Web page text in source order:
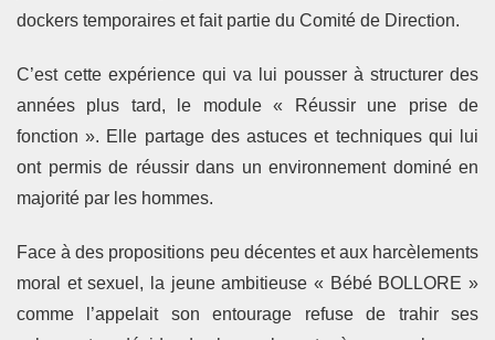
dockers temporaires et fait partie du Comité de Direction.
C’est cette expérience qui va lui pousser à structurer des
années plus tard, le module « Réussir une prise de
fonction ». Elle partage des astuces et techniques qui lui
ont permis de réussir dans un environnement dominé en
majorité par les hommes.
Face à des propositions peu décentes et aux harcèlements
moral et sexuel, la jeune ambitieuse « Bébé BOLLORE »
comme l’appelait son entourage refuse de trahir ses